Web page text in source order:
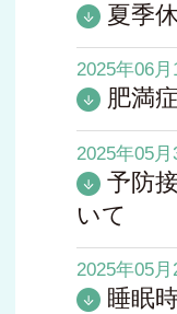
夏季
2025年06月
肥満
2025年05月
予防
いて
2025年05月
睡眠